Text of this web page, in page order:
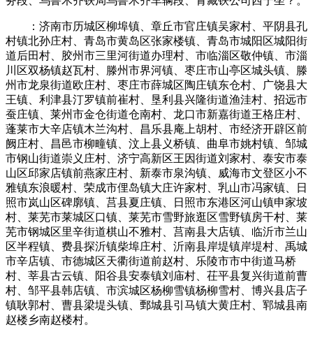
：济南市历城区柳埠镇、章丘市官庄镇吴家村、平阴县孔
村镇北孙庄村、青岛市黄岛区张家楼镇、青岛市城阳区城阳街
道后田村、胶州市三里河街道办理村、市临淄区敬仲镇、市淄
川区双杨镇赵瓦村、滕州市界河镇、枣庄市山亭区城头镇、滕
州市龙泉街道欧庄村、枣庄市薛城区陶庄镇东仓村、广饶县大
王镇、利津县汀罗镇前崔村、垦利县兴隆街道渔洼村、招远市
蚕庄镇、莱州市金仓街道仓南村、龙口市新嘉街道王格庄村、
蓬莱市大辛店镇木兰沟村、昌乐县庵上胡村、市经济开辟区前
阙庄村、昌邑市柳疃镇、汶上县义桥镇、曲阜市姚村镇、邹城
市钢山街道崇义庄村、济宁高新区王因街道刘家村、泰安市泰
山区邱家店镇前燕家庄村、新泰市泉沟镇、威海市文登区小不
雅镇东浪暖村、荣成市俚岛镇大庄许家村、乳山市冯家镇、日
照市岚山区碑廓镇、莒县夏庄镇、日照市东港区河山镇申家坡
村、莱芜市莱城区口镇、莱芜市雪野旅逛区雪野镇房干村、莱
芜市钢城区里辛街道棋山不雅村、莒南县大店镇、临沂市兰山
区半程镇、费县探沂镇柴埠庄村、沂南县岸堤镇岸堤村、禹城
市辛店镇、市德城区天衢街道前赵村、乐陵市市中街道马桥
村、莘县古云镇、阳谷县安泰镇刘庙村、茌平县复兴街道前曹
村、邹平县韩店镇、市滨城区杨柳雪镇杨柳雪村、博兴县店子
镇耿郭村、曹县梁堤头镇、鄄城县引马镇大黄庄村、郓城县南
赵楼乡南赵楼村。